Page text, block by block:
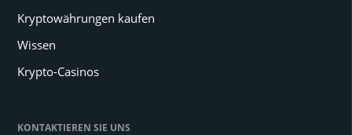
Kryptowährungen kaufen
Wissen
Krypto-Casinos
KONTAKTIEREN SIE UNS